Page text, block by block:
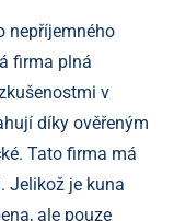
nepříjemného
firma plná
v
díky ověřeným
Tato firma má
Jelikož je kuna
ale pouze